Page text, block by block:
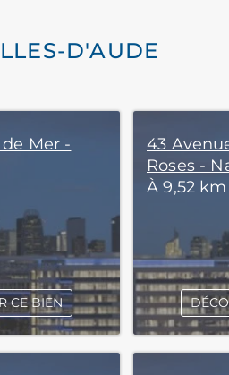
D'AUDE
Mer -
CE BIEN
43
Roses -
À 9,52 km